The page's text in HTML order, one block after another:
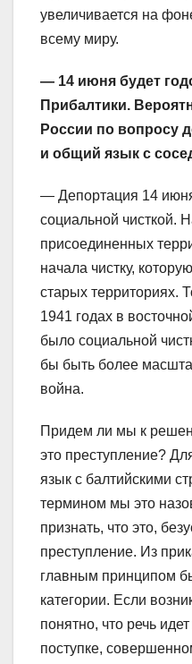
увеличивается на
всему миру.
— 14 июня будет
Прибалтики.
России по вопросу
и общий язык с
— Депортация 14
социальной чисткой.
присоединенных
начала чистку,
старых территориях.
1941 годах в
было социальной
бы быть более
война.
Придем ли мы к
это преступление?
язык с балтийскими
термином мы это
признать, что это,
преступление. Из
главным принципом
категории. Если
понятно, что речь
поступке,